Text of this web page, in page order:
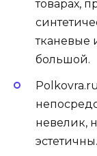
товарах,
тканевые
большой.
невелик,
эстетичны.